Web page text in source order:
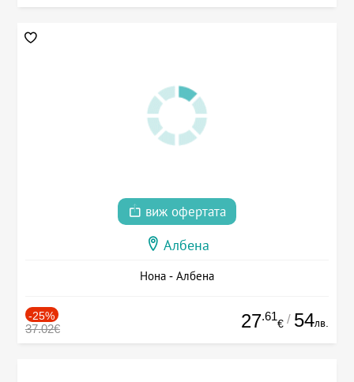
виж офертата
Албена
Нона - Албена
-25%
37.02€ 27.61
€ / 54лв.